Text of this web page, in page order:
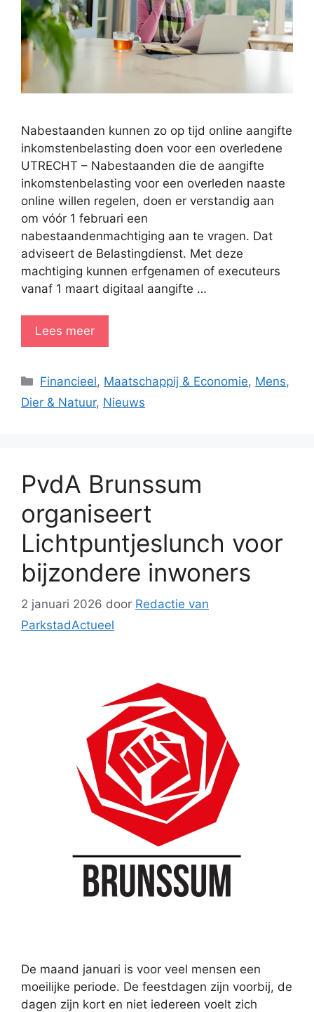
Nabestaanden kunnen zo op tijd online aangifte
inkomstenbelasting doen voor een overledene
UTRECHT – Nabestaanden die de aangifte
inkomstenbelasting voor een overleden naaste
online willen regelen, doen er verstandig aan
om vóór 1 februari een
nabestaandenmachtiging aan te vragen. Dat
adviseert de Belastingdienst. Met deze
machtiging kunnen erfgenamen of executeurs
vanaf 1 maart digitaal aangifte …
Lees meer
Categorieën
Financieel, Maatschappij & Economie, Mens,
Dier & Natuur, Nieuws
PvdA Brunssum
organiseert
Lichtpuntjeslunch voor
bijzondere inwoners
2 januari 2026 door Redactie van
ParkstadActueel
De maand januari is voor veel mensen een
moeilijke periode. De feestdagen zijn voorbij, de
dagen zijn kort en niet iedereen voelt zich